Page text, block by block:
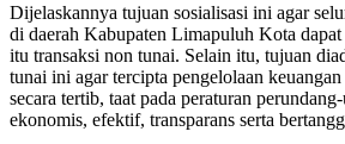
Dijelaskannya tujuan sosialisasi ini agar
di daerah Kabupaten Limapuluh Kota dapat
itu transaksi non tunai. Selain itu, tujuan
tunai ini agar tercipta pengelolaan
secara tertib, taat pada peraturan
ekonomis, efektif, transparans serta